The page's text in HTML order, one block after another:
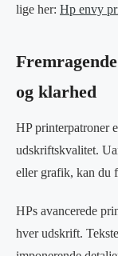
lige her: Hp envy
og klarhed
HP printerpatroner
udskriftskvalitet.
eller grafik, kan du
HPs avancerede
hver udskrift.